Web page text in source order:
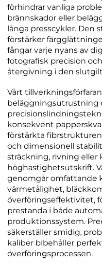
förhindrar vanliga
brännskador eller
långa presscykler. Den
förstärker
fångar varje nyans av
fotografisk precision
återgivning i den
Vårt
beläggningsutrustning
konsekvent
förstärkta
och dimensionell
sträckning, rivning eller
höghastighetsutskrift.
genomgår omfattande
värmetålighet,
överföringseffektivitet,
prestanda i både
produktionssystem.
säkerställer smidig,
kaliber bibehåller
överföringsprocessen.